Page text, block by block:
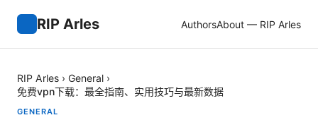
RIP Arles AuthorsAbout — RIP Arles
RIP Arles › General ›
免费vpn下载：最全指南、实用技巧与最新数据
GENERAL